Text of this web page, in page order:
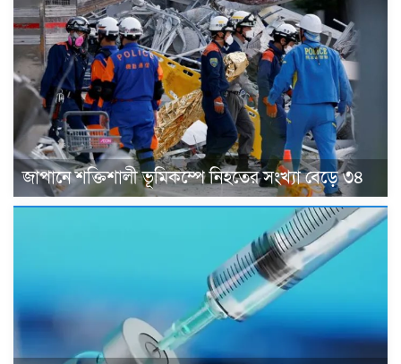
জাপানে শক্তিশালী ভূমিকম্পে নিহতের সংখ্যা বেড়ে ৩৪